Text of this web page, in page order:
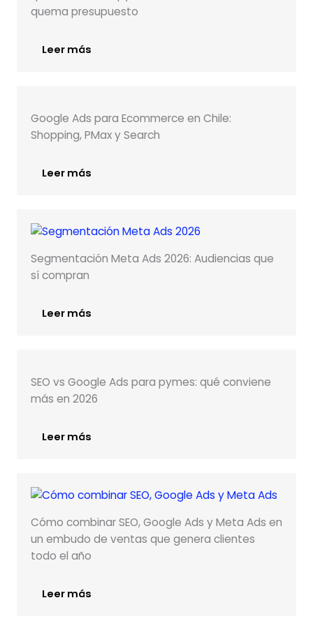
quema presupuesto
Leer más
Google Ads para Ecommerce en Chile:
Shopping, PMax y Search
Leer más
Segmentación Meta Ads 2026: Audiencias que
sí compran
Leer más
SEO vs Google Ads para pymes: qué conviene
más en 2026
Leer más
Cómo combinar SEO, Google Ads y Meta Ads en
un embudo de ventas que genera clientes
todo el año
Leer más